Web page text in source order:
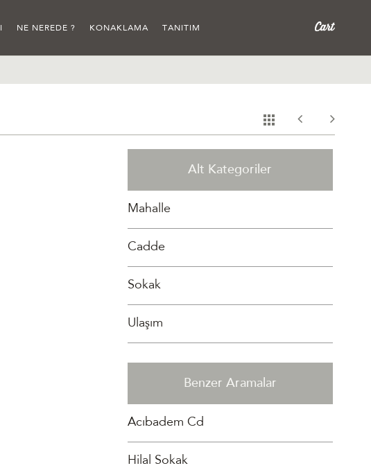
NE NEREDE ? KONAKLAMA TANITIM
Alt Kategoriler
Mahalle
Cadde
Sokak
Ulaşım
Benzer Aramalar
Acıbadem Cd
Hilal Sokak